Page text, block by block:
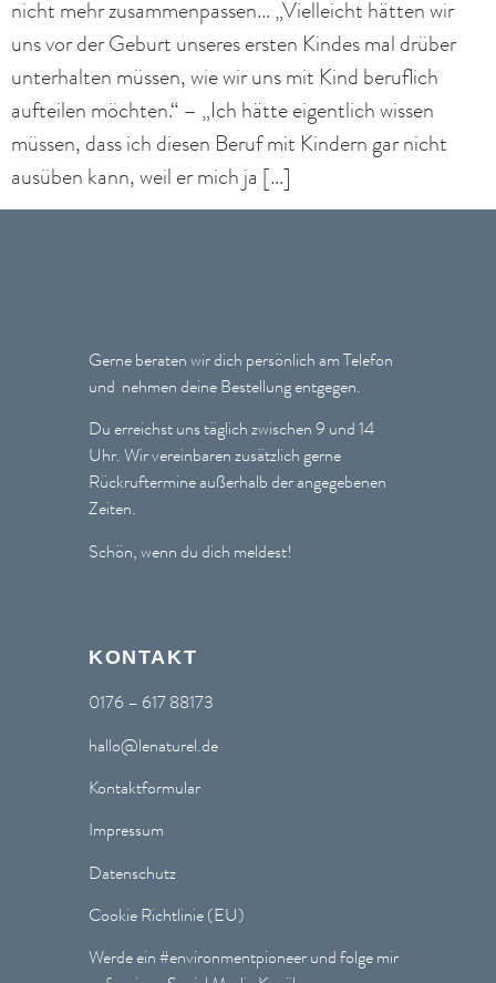
nicht mehr zusammenpassen… „Vielleicht hätten wir
uns vor der Geburt unseres ersten Kindes mal drüber
unterhalten müssen, wie wir uns mit Kind beruflich
aufteilen möchten.“ – „Ich hätte eigentlich wissen
müssen, dass ich diesen Beruf mit Kindern gar nicht
ausüben kann, weil er mich ja […]
Gerne beraten wir dich persönlich am Telefon
und nehmen deine Bestellung entgegen.
Du erreichst uns täglich zwischen 9 und 14
Uhr. Wir vereinbaren zusätzlich gerne
Rückruftermine außerhalb der angegebenen
Zeiten.
Schön, wenn du dich meldest!
KONTAKT
0176 – 617 88173
hallo@lenaturel.de
Kontaktformular
Impressum
Datenschutz
Cookie Richtlinie (EU)
Werde ein#environmentpioneerund folge mir